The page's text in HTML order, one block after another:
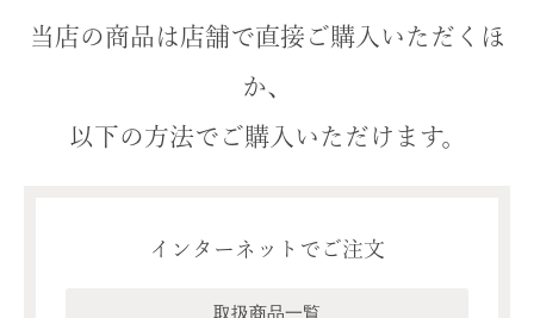
当店の商品は店舗で直接ご購入いただくほ
か、
以下の方法でご購入いただけます。
インターネットでご注文
取扱商品一覧